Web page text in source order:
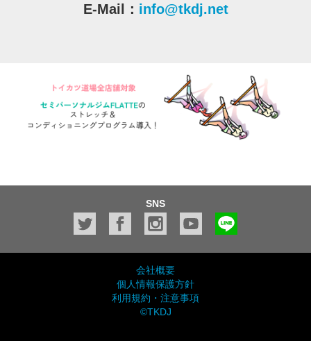
E-Mail： info@tkdj.net
SNS
会社概要
個人情報保護方針
利用規約・注意事項
©TKDJ